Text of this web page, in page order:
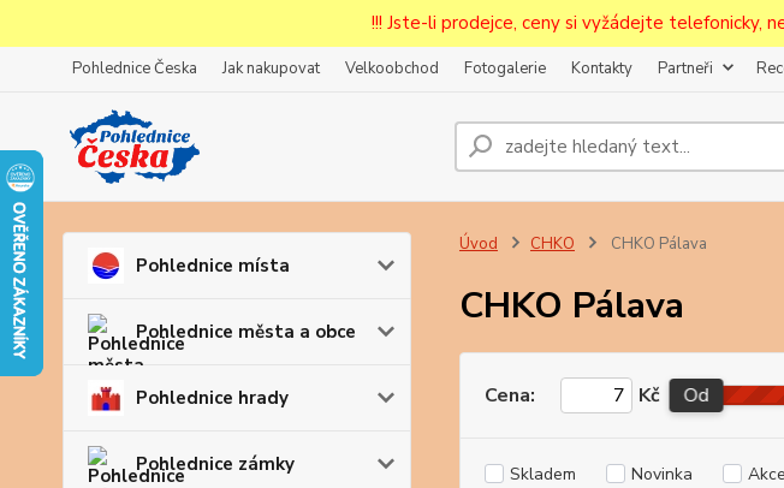
!!! Jste-li prodejce, ceny si vyžádejte telefonicky,
Pohlednice Česka Jak nakupovat Velkoobchod Fotogalerie Kontakty Partneři
Pohlednice místa
Pohlednice města a obce
Pohlednice hrady
Pohlednice zámky
Úvod CHKO CHKO Pálava
CHKO Pálava
Cena: Kč Od
Skladem Novinka Akce
Prodejcům bude po zaregistrování
první
Souhlasím se